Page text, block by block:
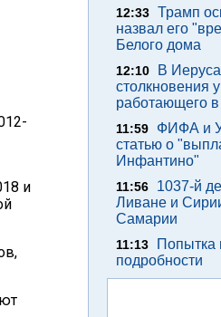
и
12:33 Трамп
назвал его
Белого дома
12:10
В
столкновения
работающего в
11:59
ФИФА и
статью о
Инфантино"
11:56
1037-й
Ливане и
Самарии
11:13
подробности